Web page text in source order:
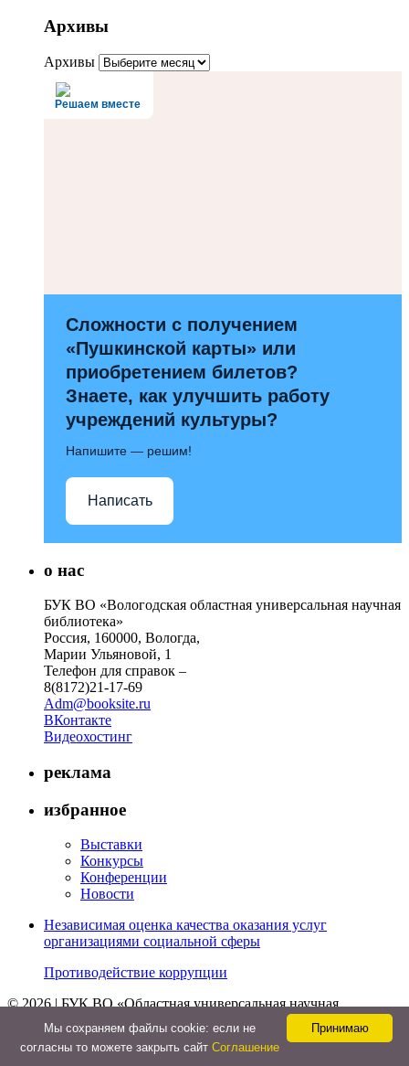
Архивы
Архивы
Решаем вместе
Сложности с получением
«Пушкинской карты» или
приобретением билетов?
Знаете, как улучшить работу
учреждений культуры?
Напишите — решим!
Написать
о нас
БУК ВО «Вологодская областная универсальная научная
библиотека»
Россия, 160000, Вологда,
Марии Ульяновой, 1
Телефон для справок –
8(8172)21-17-69
Adm@booksite.ru
ВКонтакте
Видеохостинг
реклама
избранное
Выставки
Конкурсы
Конференции
Новости
Независимая оценка качества оказания услуг
организациями социальной сферы
Противодействие коррупции
© 2026 | БУК ВО «Областная универсальная научная
библиотека»
Принимаю
Мы cохраняем файлы cookie: если не
согласны то можете закрыть сайт Соглашение